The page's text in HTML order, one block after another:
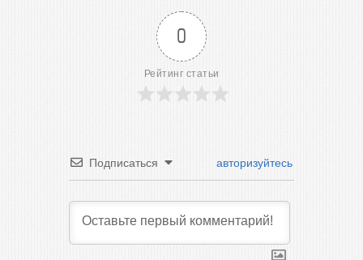
0
Рейтинг статьи
Подписаться авторизуйтесь